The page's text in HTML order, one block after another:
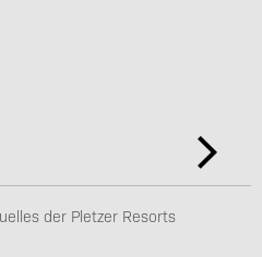
der Pletzer Resorts